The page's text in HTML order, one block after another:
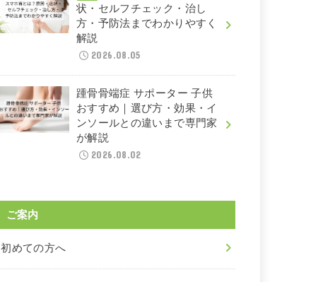
状・セルフチェック・治し
方・予防法までわかりやすく
解説
2026.08.05
踵骨骨端症 サポーター 子供
おすすめ｜選び方・効果・イ
ンソールとの違いまで専門家
が解説
2026.08.02
ご案内
初めての方へ